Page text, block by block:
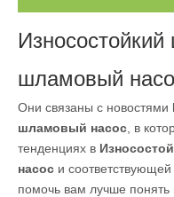
шламовый
Они связаны с новостями
шламовый насос , в
тенденциях в
насос и
помочь вам лучше